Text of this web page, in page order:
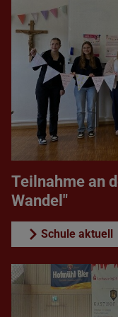
Teilnahme an
Wandel"
Schule aktuell